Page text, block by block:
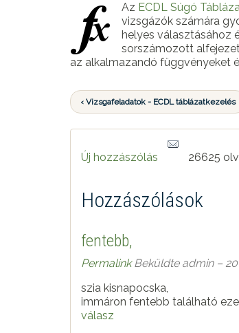
Az ECDL Súgó
vizsgázók számára
helyes választásához
sorszámozott
az alkalmazandó függvényeket
‹ Vizsgafeladatok - ECDL táblázatkezelés
Új hozzászólás 26625
Hozzászólások
fentebb,
Permalink Beküldte admin–
szia kisnapocska,
immáron fentebb található
válasz